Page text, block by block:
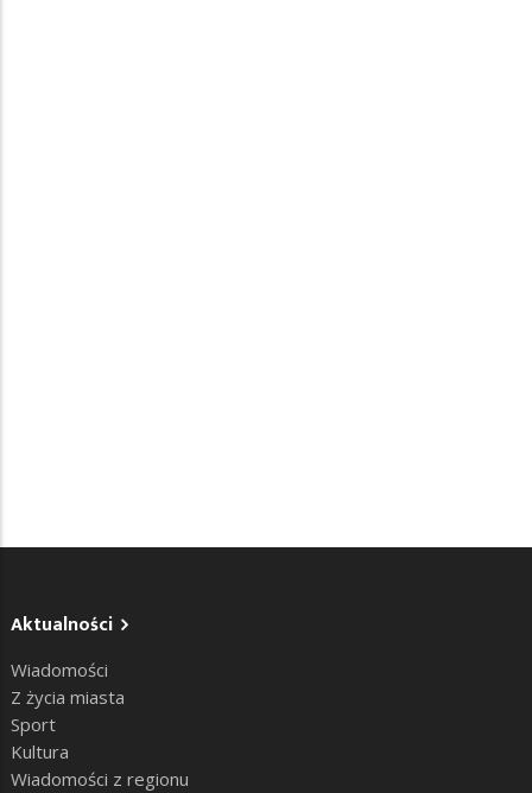
Aktualności
Wiadomości
Z życia miasta
Sport
Kultura
Wiadomości z regionu